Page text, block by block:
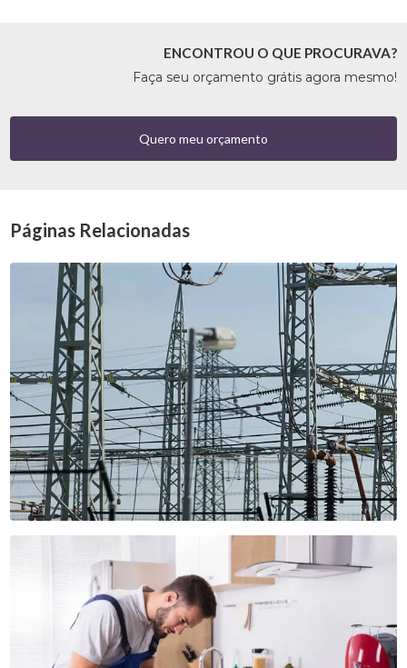
ENCONTROU O QUE PROCURAVA?
Faça seu orçamento grátis agora mesmo!
Quero meu orçamento
Páginas Relacionadas